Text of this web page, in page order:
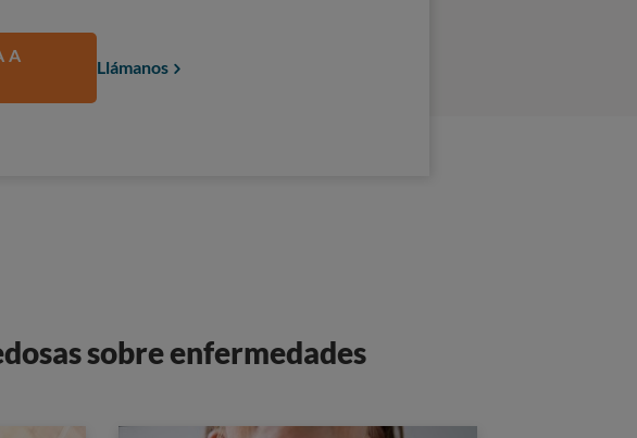
A
Llámanos
sobre enfermedades